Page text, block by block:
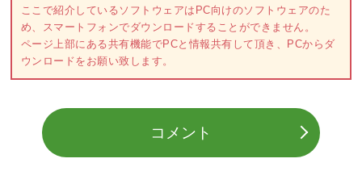
ここで紹介しているソフトウェアはPC向けのソフトウェアのた
め、スマートフォンでダウンロードすることができません。
ページ上部にある共有機能でPCと情報共有して頂き、PCからダ
ウンロードをお願い致します。
コメント